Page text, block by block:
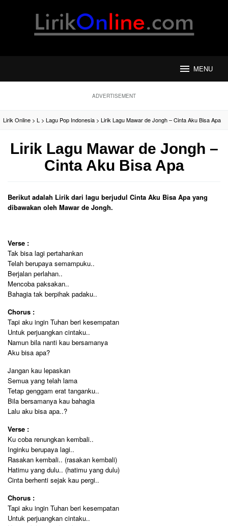
MENU
ADVERTISEMENT
Lirik Online > L > Lagu Pop Indonesia > Lirik Lagu Mawar de Jongh – Cinta Aku Bisa Apa
Lirik Lagu Mawar de Jongh –
Cinta Aku Bisa Apa
Berikut adalah Lirik dari lagu berjudul Cinta Aku Bisa Apa yang
dibawakan oleh Mawar de Jongh.
Verse :
Tak bisa lagi pertahankan
Telah berupaya semampuku..
Berjalan perlahan..
Mencoba paksakan..
Bahagia tak berpihak padaku..
Chorus :
Tapi aku ingin Tuhan beri kesempatan
Untuk perjuangkan cintaku..
Namun bila nanti kau bersamanya
Aku bisa apa?
Jangan kau lepaskan
Semua yang telah lama
Tetap genggam erat tanganku..
Bila bersamanya kau bahagia
Lalu aku bisa apa..?
Verse :
Ku coba renungkan kembali..
Inginku berupaya lagi..
Rasakan kembali.. (rasakan kembali)
Hatimu yang dulu.. (hatimu yang dulu)
Cinta berhenti sejak kau pergi..
Chorus :
Tapi aku ingin Tuhan beri kesempatan
Untuk perjuangkan cintaku..